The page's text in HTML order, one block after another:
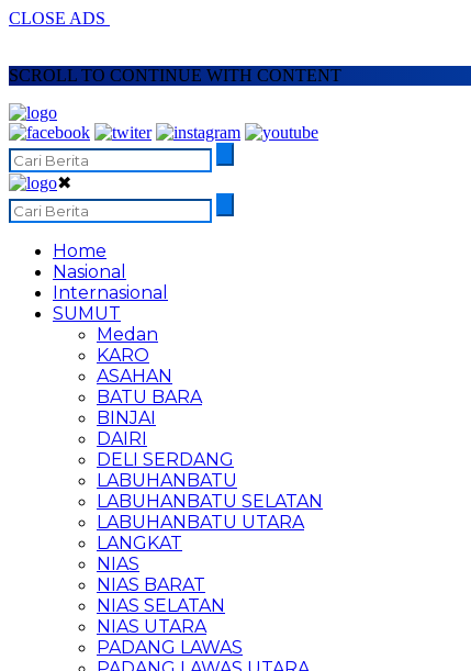
CLOSE ADS
SCROLL TO CONTINUE WITH CONTENT
✖
Home
Nasional
Internasional
SUMUT
Medan
KARO
ASAHAN
BATU BARA
BINJAI
DAIRI
DELI SERDANG
LABUHANBATU
LABUHANBATU SELATAN
LABUHANBATU UTARA
LANGKAT
NIAS
NIAS BARAT
NIAS SELATAN
NIAS UTARA
PADANG LAWAS